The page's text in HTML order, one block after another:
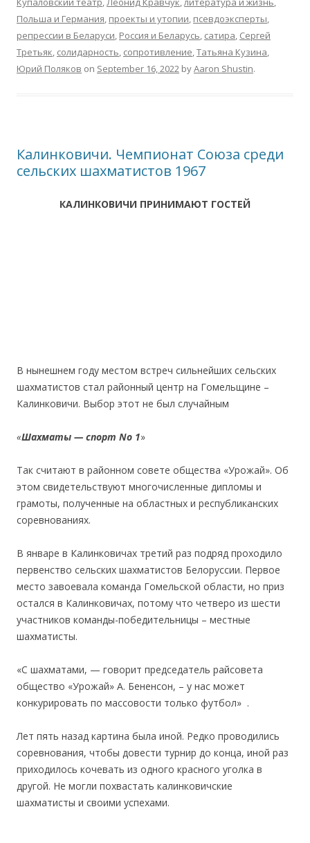
Польша и Германия, проекты и утопии, псевдоэксперты,
репрессии в Беларуси, Россия и Беларусь, сатира, Сергей
Третьяк, солидарность, сопротивление,Татьяна Кузина,
Юрий Поляков on September 16, 2022 byAaron Shustin.
Калинковичи. Чемпионат Союза среди
сельских шахматистов 1967
КАЛИНКОВИЧИ ПРИНИМАЮТ ГОСТЕЙ
В нынешнем году местом встреч сильнейших сельских
шахматистов стал районный центр на Гомельщине –
Калинковичи. Выбор этот не был случайным
«Шахматы — спорт No 1»
Так считают в районном совете общества «Урожай». Об
этом свидетельствуют многочисленные дипломы и
грамоты, полученные на областных и республиканских
соревнованиях.
В январе в Калинковичах третий раз подряд проходило
первенство сельских шахматистов Белоруссии. Первое
место завоевала команда Гомельской области, но приз
остался в Калинковичах, потому что четверо из шести
участников команды-победительницы – местные
шахматисты.
«С шахматами, — говорит председатель райсовета
общество «Урожай» А. Бененсон, – у нас может
конкурировать по массовости только футбол» .
Лет пять назад картина была иной. Редко проводились
соревнования, чтобы довести турнир до конца, иной раз
приходилось кочевать из одного красного уголка в
другой. Не могли похвастать калинковичские
шахматисты и своими успехами.